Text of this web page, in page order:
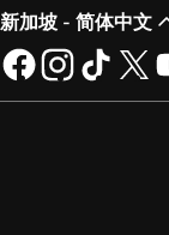
新加坡 - 简体中文